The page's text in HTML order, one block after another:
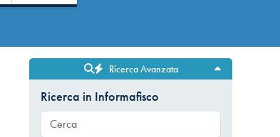
Ricerca Avanzata
Ricerca in Informafisco